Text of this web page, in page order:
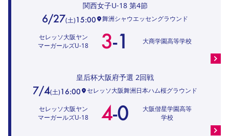
関西女子U-18 第4節
6/27(土)15:00 舞洲シャウエッセングラウンド
セレッソ大阪ヤン
マーガールズU-18
3-1 大商学園高等学校
皇后杯大阪府予選 2回戦
7/4(土)16:00 セレッソ大阪舞洲日本ハム桜グラウンド
セレッソ大阪ヤン
マーガールズU-18
4-0
大阪偕星学園高等
学校